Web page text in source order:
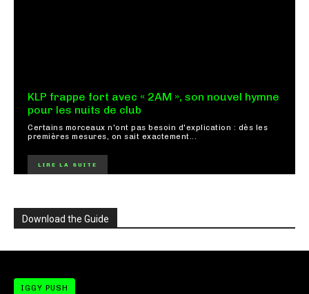
KLP frappe fort avec « 2AM », son nouvel hymne
pour les nuits de club
Certains morceaux n'ont pas besoin d'explication : dès les
premières mesures, on sait exactement...
LIRE LA SUITE
Download the Guide
IGGY PUSH